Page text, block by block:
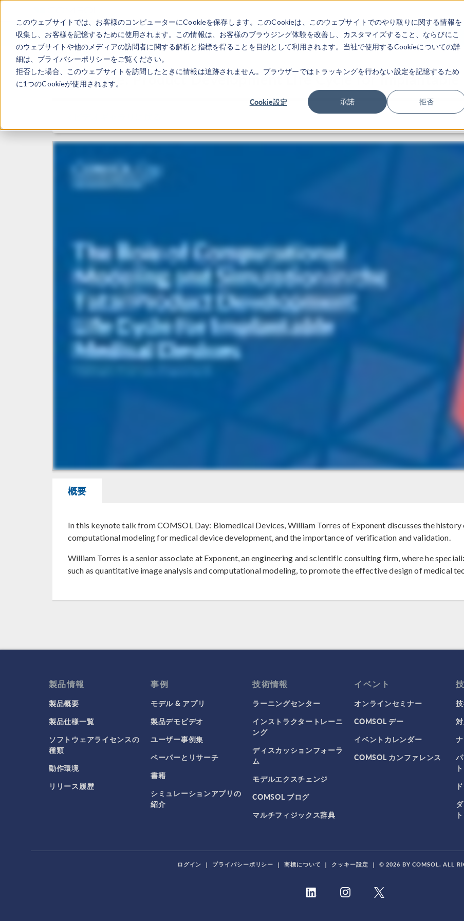
このウェブサイトでは、お客様のコンピューターにCookieを保存します。このCookieは、このウェブサイトでのやり取りに関する情報を
収集し、お客様を記憶するために使用されます。この情報は、お客様のブラウジング体験を改善し、カスタマイズすること、ならびにこ
のウェブサイトや他のメディアの訪問者に関する解析と指標を得ることを目的として利用されます。当社で使用するCookieについての詳
細は、プライバシーポリシーをご覧ください。
拒否した場合、このウェブサイトを訪問したときに情報は追跡されません。ブラウザーではトラッキングを行わない設定を記憶するため
に1つのCookieが使用されます。
Cookie設定 承諾 拒否
製品 業界 ビデオギャラリ
Keynote: Product Development Life Cycle for
概要
In this keynote talk from COMSOL Day: Biomedical Devices, William Torres of Exponent discusses the
computational modeling for medical device development, and the importance of verification and validation.
William Torres is a senior associate at Exponent, an engineering and scientific consulting firm, where he
such as quantitative image analysis and computational modeling, to promote the effective design of medical
製品情報
製品概要
製品仕様一覧
ソフトウェアライセンスの
種類
動作環境
リリース履歴
事例
モデル & アプリ
製品デモビデオ
ユーザー事例集
ペーパーとリサーチ
書籍
シミュレーションアプリの
紹介
技術情報
ラーニングセンター
インストラクタートレーニ
ング
ディスカッションフォーラ
ム
モデルエクスチェンジ
COMSOL ブログ
マルチフィジックス辞典
イベント
オンラインセミナー
COMSOL デー
イベントカレンダー
COMSOL カンファレンス
ト
ログイン | プライバシーポリシー | 商標について | クッキー設定 | © 2026 BY COMSOL. ALL